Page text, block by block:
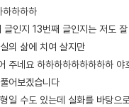
하하하하
인지 13번째 글인지는 저도
의 삶에 치여 살지만
주네요 하하하하하하하하하 야
어보겠습니다
일 수도 있는데 실화를 바탕으